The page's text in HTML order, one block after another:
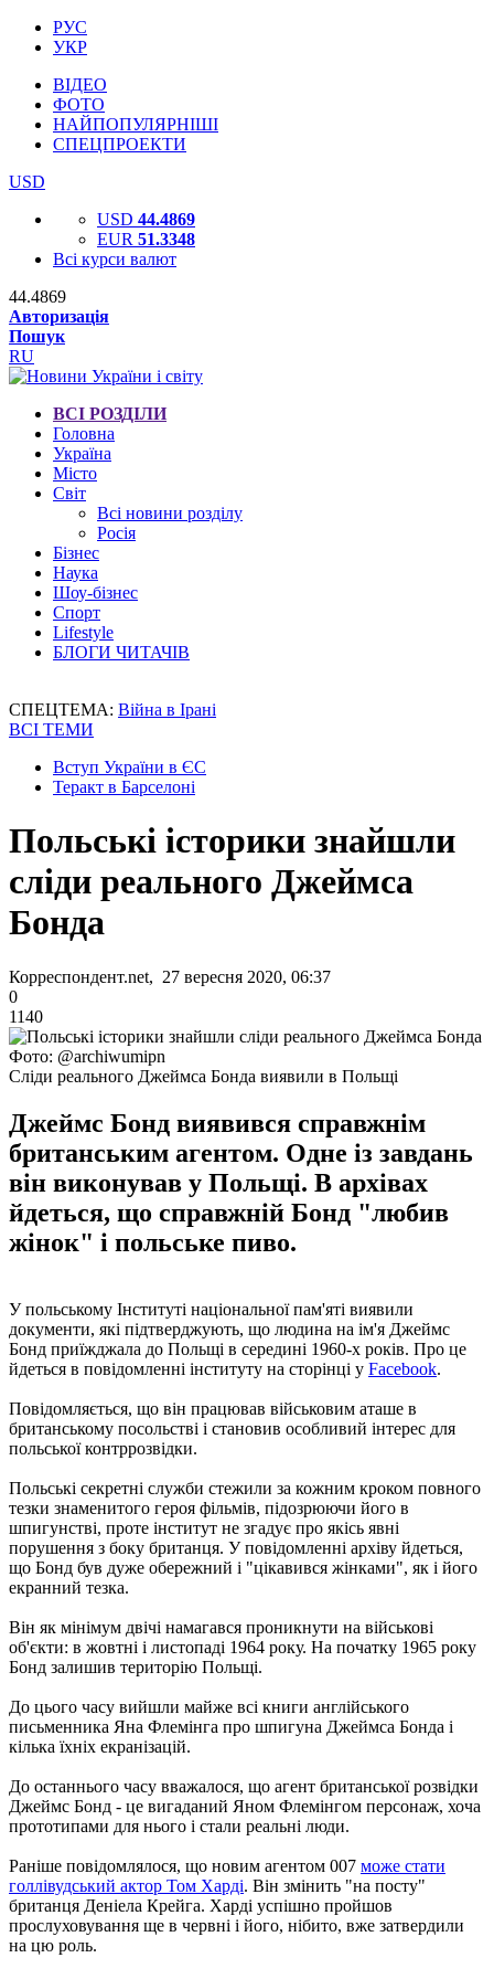
РУС
УКР
ВІДЕО
ФОТО
НАЙПОПУЛЯРНІШІ
СПЕЦПРОЕКТИ
USD
USD 44.4869
EUR 51.3348
Всі курси валют
44.4869
Авторизація
Пошук
RU
ВСІ РОЗДІЛИ
Головна
Україна
Місто
Світ
Всі новини розділу
Росія
Бізнес
Наука
Шоу-бізнес
Спорт
Lifestyle
БЛОГИ ЧИТАЧІВ
СПЕЦТЕМА: Війна в Ірані
ВСІ ТЕМИ
Вступ України в ЄС
Теракт в Барселоні
Польські історики знайшли
сліди реального Джеймса
Бонда
Корреспондент.net, 27 вересня 2020, 06:37
0
1140
Фото: @archiwumipn
Сліди реального Джеймса Бонда виявили в Польщі
Джеймс Бонд виявився справжнім
британським агентом. Одне із завдань
він виконував у Польщі. В архівах
йдеться, що справжній Бонд "любив
жінок" і польське пиво.
У польському Інституті національної пам'яті виявили
документи, які підтверджують, що людина на ім'я Джеймс
Бонд приїжджала до Польщі в середині 1960-х років. Про це
йдеться в повідомленні інституту на сторінці у Facebook.
Повідомляється, що він працював військовим аташе в
британському посольстві і становив особливий інтерес для
польської контррозвідки.
Польські секретні служби стежили за кожним кроком повного
тезки знаменитого героя фільмів, підозрюючи його в
шпигунстві, проте інститут не згадує про якісь явні
порушення з боку британця. У повідомленні архіву йдеться,
що Бонд був дуже обережний і "цікавився жінками", як і його
екранний тезка.
Він як мінімум двічі намагався проникнути на військові
об'єкти: в жовтні і листопаді 1964 року. На початку 1965 року
Бонд залишив територію Польщі.
До цього часу вийшли майже всі книги англійського
письменника Яна Флемінга про шпигуна Джеймса Бонда і
кілька їхніх екранізацій.
До останнього часу вважалося, що агент британської розвідки
Джеймс Бонд - це вигаданий Яном Флемінгом персонаж, хоча
прототипами для нього і стали реальні люди.
Раніше повідомлялося, що новим агентом 007 може стати
голлівудський актор Том Харді. Він змінить "на посту"
британця Деніела Крейга. Харді успішно пройшов
прослуховування ще в червні і його, нібито, вже затвердили
на цю роль.